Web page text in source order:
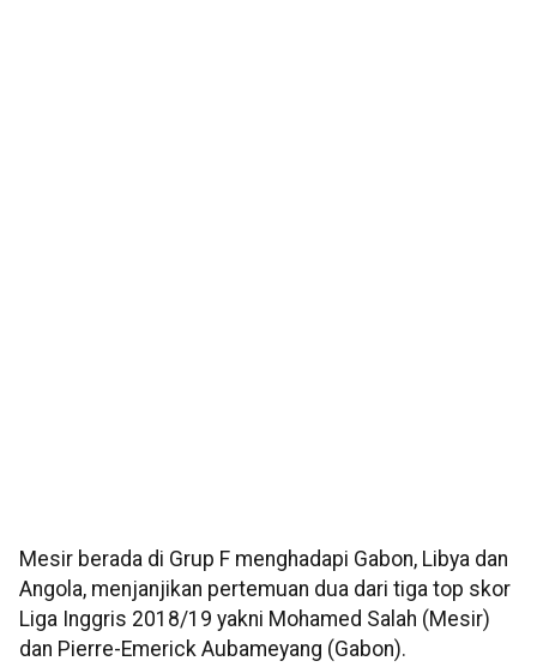
Mesir berada di Grup F menghadapi Gabon, Libya dan
Angola, menjanjikan pertemuan dua dari tiga top skor
Liga Inggris 2018/19 yakni Mohamed Salah (Mesir)
dan Pierre-Emerick Aubameyang (Gabon).